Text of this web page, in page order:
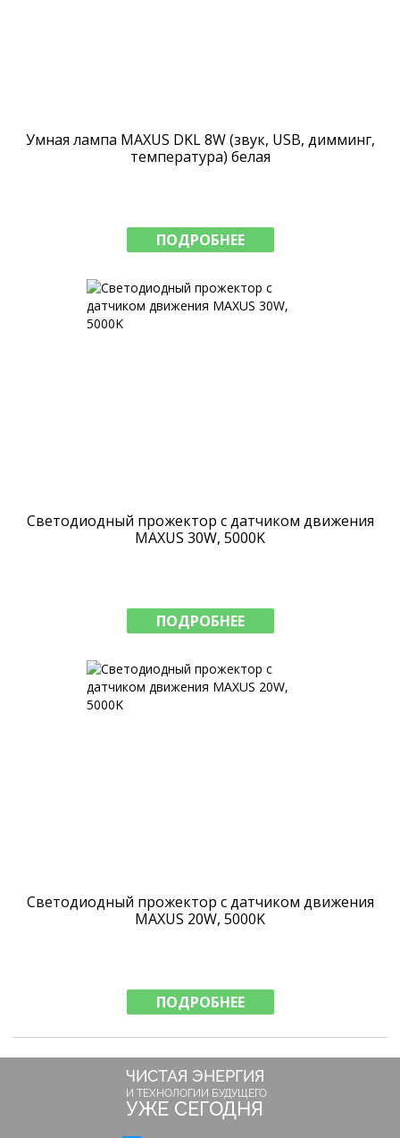
Умная лампа MAXUS DKL 8W (звук, USB, димминг,
температура) белая
ПОДРОБНЕЕ
Светодиодный прожектор с датчиком движения
MAXUS 30W, 5000K
ПОДРОБНЕЕ
Светодиодный прожектор с датчиком движения
MAXUS 20W, 5000K
ПОДРОБНЕЕ
ЧИСТАЯ ЭНЕРГИЯ
И ТЕХНОЛОГИИ БУДУЩЕГО
УЖЕ СЕГОДНЯ